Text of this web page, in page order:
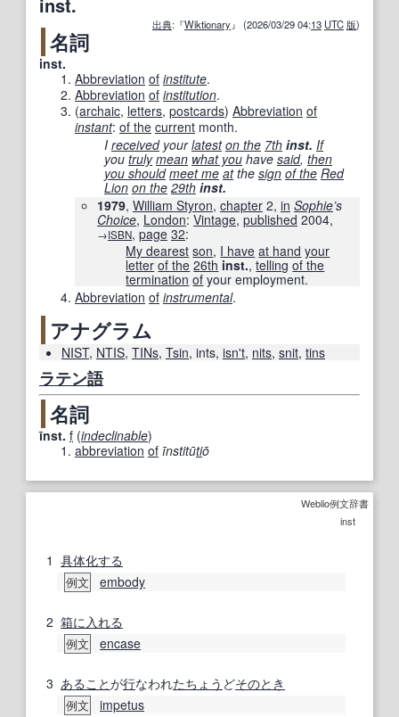
inst.
出典:『Wiktionary』 (2026/03/29 04:13 UTC版)
名詞
inst.
Abbreviation of institute.
Abbreviation of institution.
(archaic, letters, postcards) Abbreviation of
instant: of the current month.
I receivedyourlatest on the 7th inst. If
you truly mean what you have said, then
you should meet me atthe sign of the Red
Lion on the 29th inst.
1979, William Styron, chapter 2, in Sophie’s
Choice, London: Vintage, published 2004,
→ISBN, page 32:
My dearest son, I have at hand your
letter of the 26th inst.,telling of the
termination of your employment.
Abbreviation of instrumental.
アナグラム
NIST, NTIS, TINs, Tsin, ints, isn't, nits, snit, tins
ラテン語
名詞
īnst. f (indeclinable)
abbreviation of īnstitūtiō
Weblio例文辞書
inst
1 具体化する
例文 embody
2 箱に入れる
例文 encase
3 あることが行なわれたちょう どそのとき
例文 impetus